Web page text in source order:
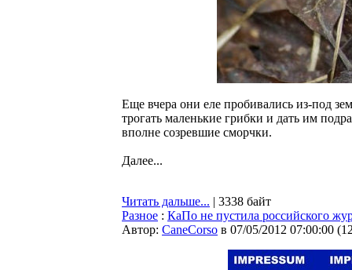
Еще вчера они еле пробивались из-под
трогать маленькие грибки и дать им
вполне созревшие сморчки.
Далее...
Читать дальше... | 3338 байт
Разное : КаПо не пустила российского
Автор: CaneCorso в 07/05/2012 07:00:00 (